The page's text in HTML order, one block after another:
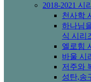
2018-2021 시
천사학
하나님
식 시리
엘로힘
바울 시
저주와
성탄,송